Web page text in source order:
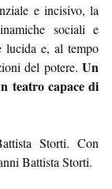
e incisivo, la
sociali e
lucida e, al tempo
del potere. Un
teatro capace di
Storti. Con
Battista Storti.